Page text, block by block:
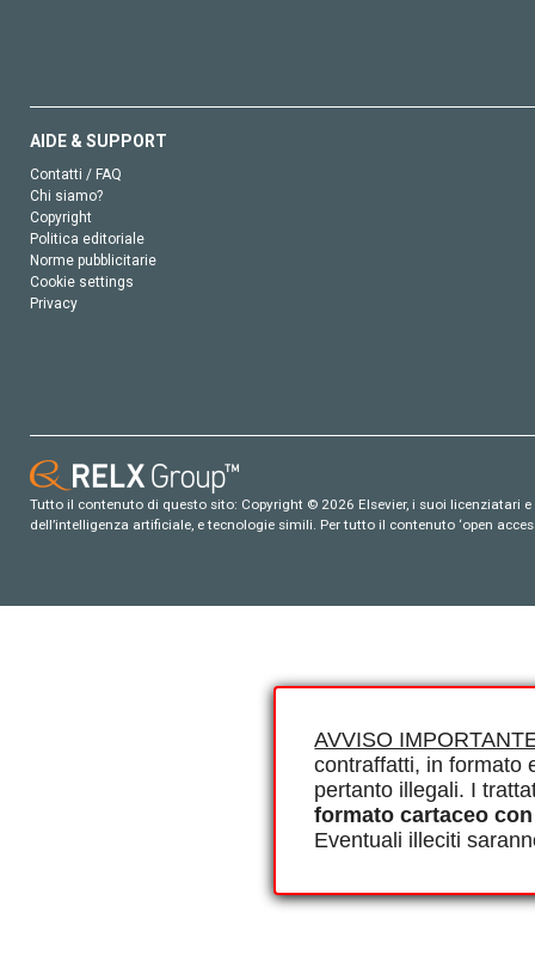
AVVISO
contraffatti, in formato
pertanto illegali. I
formato cartaceo
Eventuali illeciti
AIDE & SUPPORT
Contatti / FAQ
Chi siamo?
Copyright
Politica editoriale
Norme pubblicitarie
Cookie settings
Privacy
Tutto il contenuto di questo sito: Copyright © 2026 Elsevier, i suoi
dell’intelligenza artificiale, e tecnologie simili. Per tutto il contenuto ‘open